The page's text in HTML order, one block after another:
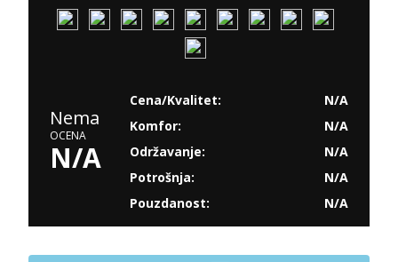
Nema
OCENA
N/A
Cena/Kvalitet:
N/A
Komfor:
N/A
Održavanje:
N/A
Potrošnja:
N/A
Pouzdanost:
N/A